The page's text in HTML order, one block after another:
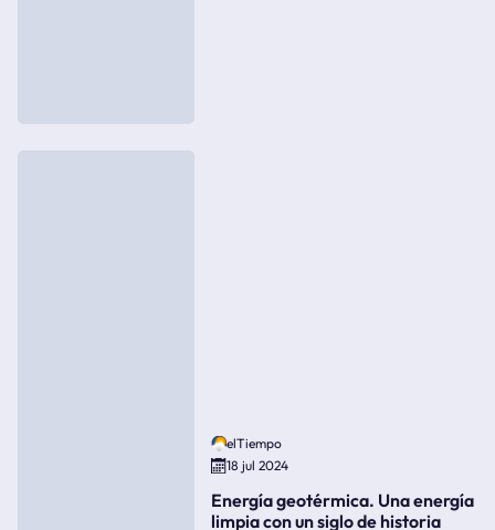
elTiempo
18 jul 2024
Energía geotérmica. Una energía
limpia con un siglo de historia